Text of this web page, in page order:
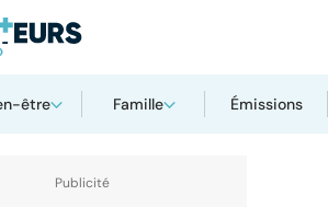
être Famille Émissions